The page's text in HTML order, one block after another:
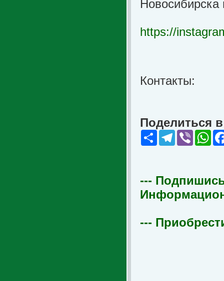
https://
Контакты:
Поделиться
Share Telegram
Viber
---
---